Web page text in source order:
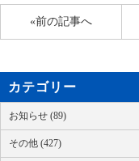
«前の記事へ
カテゴリー
お知らせ (89)
その他 (427)